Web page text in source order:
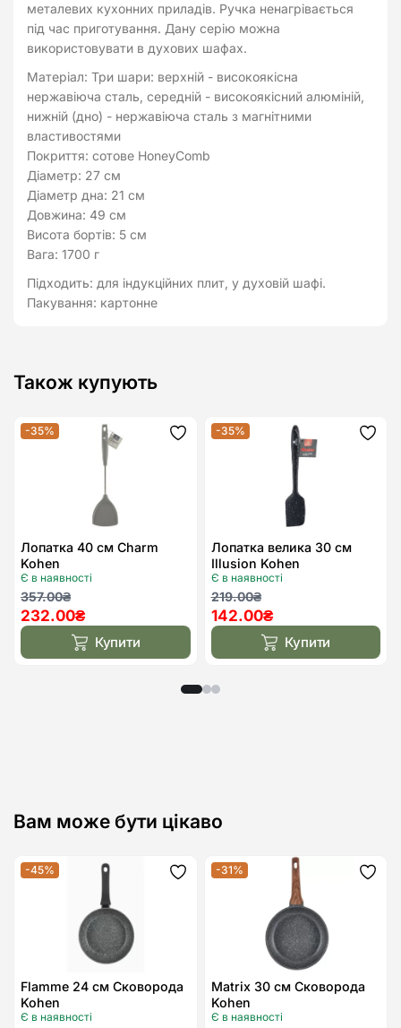
металевих кухонних приладів. Ручка ненагрівається
під час приготування. Дану серію можна
використовувати в духових шафах.
Матеріал: Три шари: верхній - високоякісна
нержавіюча сталь, середній - високоякісний алюміній,
нижній (дно) - нержавіюча сталь з магнітними
властивостями
Покриття: сотове HoneyComb
Діаметр: 27 см
Діаметр дна: 21 см
Довжина: 49 см
Висота бортів: 5 см
Вага: 1700 г
Підходить: для індукційних плит, у духовій шафі.
Пакування: картонне
Також купують
-35% Додати
Лопатка 40 см Charm
Kohen
Є в наявності
357.00₴
Оригінальна
ціна:
357.00₴.
232.00₴
Поточна
ціна:
232.00₴.Купити
-35%
Лопатка велика 30 см
Illusion Kohen
Є в наявності
219.00₴
Оригінальна
ціна:
219.00₴.
142.00₴
Поточна
ціна:
142.00₴. Купити
Вам може бути цікаво
-45% Додати
Flamme 24 см Сковорода
Kohen
Є в наявності
-31%
Matrix 30 см Сковорода
Kohen
Є в наявності